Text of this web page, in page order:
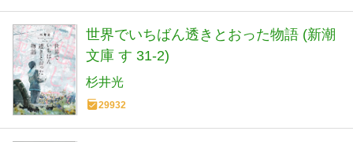
世界でいちばん透きとおった物語 (新潮
文庫 す 31-2)
杉井光
29932